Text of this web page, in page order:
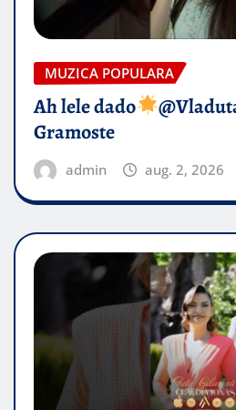
MUZICA POPULARA
Ah lele dado​
Gramoste
admin aug. 2, 2026